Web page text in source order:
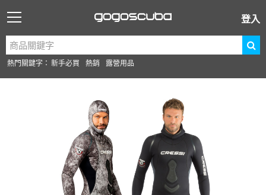
登入
熱門關鍵字： 新手必買 熱銷 露營用品